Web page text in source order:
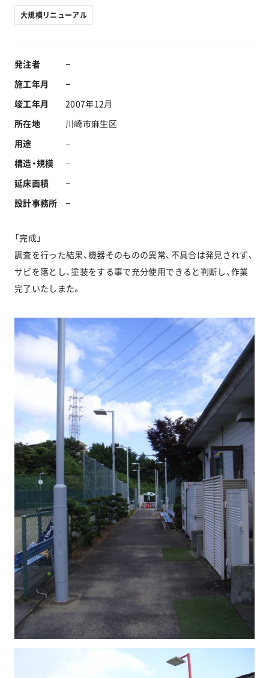
大規模リニューアル
発注者
−
施工年月
−
竣工年月
2007年12月
所在地
川崎市麻生区
用途
−
構造・規模
−
延床面積
−
設計事務所
−
「完成」
調査を行った結果、機器そのものの異常、不具合は発見されず、
サビを落とし、塗装をする事で充分使用できると判断し、作業
完了いたしまた。
ブログ